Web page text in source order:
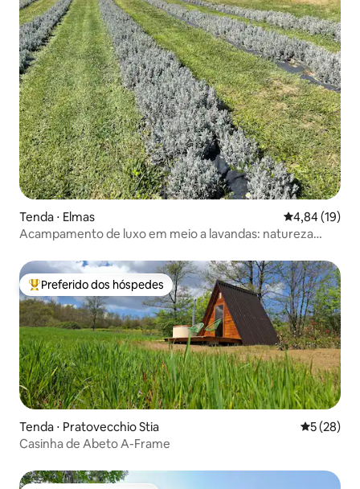
Tenda ⋅ Elmas 4,84 de uma
4,84 (19)
Acampamento de luxo em meio a lavandas: natureza
Entre os melhores preferidos dos hóspedes
Preferido dos hóspedes
Tenda ⋅ Pratovecchio Stia 5 de uma
5 (28)
Casinha de Abeto A-Frame